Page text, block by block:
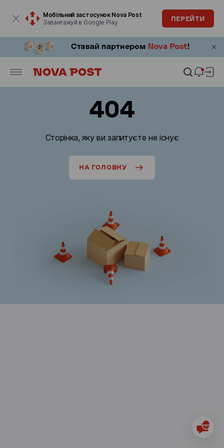
Мобільний застосунок Nova Post
Завантажуй в Google Play
ПЕРЕЙТИ
404
Сторінка, яку ви запитуєте не існує
НА ГОЛОВНУ